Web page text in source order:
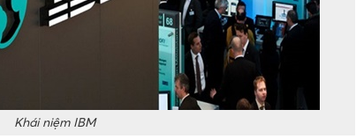
Khái niệm IBM